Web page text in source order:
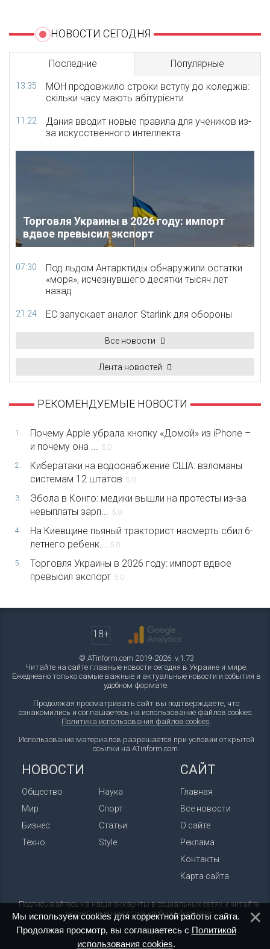
НОВОСТИ СЕГОДНЯ
Последние Популярные
13:35
МОН продовжило строки вступу до коледжів:
скільки часу мають абітурієнти
11:22
Дания вводит новые правила для учеников из-
за искусственного интеллекта
Торговля Украины в 2026 году: импорт
вдвое превысил экспорт
07:30
Под льдом Антарктиды обнаружили остатки
«моря», исчезнувшего десятки тысяч лет
назад
21:24 ЕС запускает аналог Starlink для обороны
Все новости
Лента новостей
РЕКОМЕНДУЕМЫЕ НОВОСТИ
1.
Почему Apple убрала кнопку «Домой» из iPhone –
и почему она ...
5.0
2.
Кибератаки на водоснабжение США: взломаны
системам 12 штатов 5.0
3.
Эбола в Конго: медики вышли на протесты из-за
невыплаты зарп...
5.0
4.
На Киевщине пьяный тракторист насмерть сбил 6-
летнего ребенк...
5.0
5.
Торговля Украины в 2026 году: импорт вдвое
превысил экспорт 5.0
18+
© ATinform.com 2019-2026. v.1.73
Читайте на сайте главные новости сегодня в Украине и мире.
Ежедневно только самые важные и актуальные новости и события в
удобном формате.
Продолжая просматривать сайт вы подтверждаете, что
ознакомились и соглашаетесь на использование файлов cookies.
Политика использования файлов cookies
Использование материалов разрешается при условии открытой
ссылки на ATinform.com.
НОВОСТИ
Общество
Мир
Бизнес
Техно
Наука
Спорт
Статьи
Style
САЙТ
Главная
Все новости
О сайте
Реклама
Контакты
Карта сайта
Подписывайтесь на наши аккаунты в социальных сетях и читайте
актуальные новости в удобном формате.
Мы используем cookies для корректной работы сайта.
Продолжая просмотр, вы соглашаетесь с Политикой
использования cookies.